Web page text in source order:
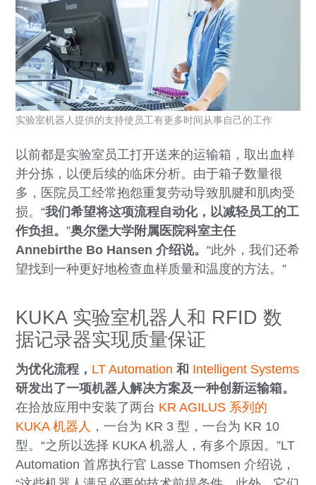
以前都是实验室员工打开送来的运输箱，取出血样
并分拣，以便后续的临床分析。由于箱子数量很
多，医院员工经常抱怨重复劳动导致肌腱和肌肉受
损。“我们希望将这项流程自动化，以减轻员工的工
作负担。”奥尔堡大学附属医院科室主任
Annebirthe Bo Hansen 介绍说。“此外，我们还希
望找到一种更好地检查血样质量和温度的方法。”
实验室机器人提供的支持使员工有更多时间从事自己的工作
KUKA 实验室机器人和 RFID 数
据记录器实现质量保证
为优化流程， LT Automation 和 Intelligent Systems
研发出了一项机器人解决方案及一种创新运输箱。
在拾放应用中安装了两台 KR AGILUS 系列的
KUKA 机器人 ，一台为 KR 3 型，一台为 KR 10
型。“之所以选择 KUKA 机器人，有多个原因。”LT
Automation 首席执行官 Lasse Thomsen 介绍说，